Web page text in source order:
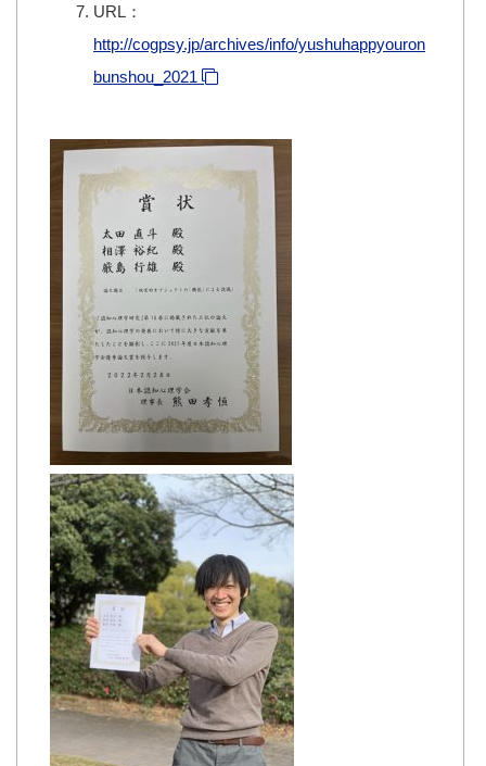
URL：
http://cogpsy.jp/archives/info/yushuhappyouron
bunshou_2021